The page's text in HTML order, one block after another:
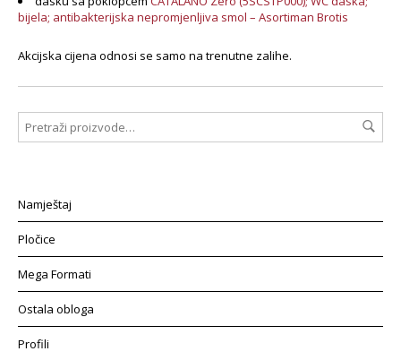
bijela; antibakterijska nepromjenljiva smol – Asortiman Brotis
Akcijska cijena odnosi se samo na trenutne zalihe.
Namještaj
Pločice
Mega Formati
Ostala obloga
Profili